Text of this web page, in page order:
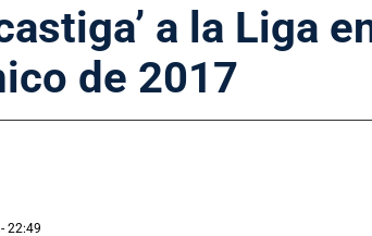
a la Liga
de 2017
22:49